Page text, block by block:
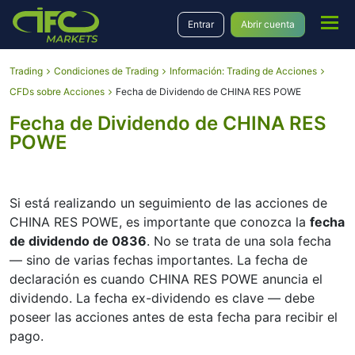
Entrar Abrir cuenta
Trading Condiciones de Trading
Información: Trading de Acciones
CFDs sobre Acciones
Fecha de Dividendo de CHINA RES POWE
Fecha de Dividendo de CHINA RES
POWE
Si está realizando un seguimiento de las acciones de
CHINA RES POWE, es importante que conozca la fecha
de dividendo de 0836. No se trata de una sola fecha
— sino de varias fechas importantes. La fecha de
declaración es cuando CHINA RES POWE anuncia el
dividendo. La fecha ex-dividendo es clave — debe
poseer las acciones antes de esta fecha para recibir el
pago.